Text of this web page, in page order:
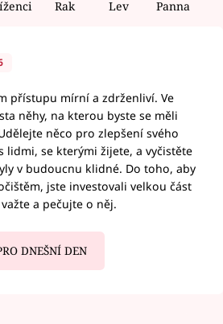
Rak Lev Panna
přístupu mírní a zdrženliví. Ve
něhy, na kterou byste se měli
něco pro zlepšení svého
lidmi, se kterými žijete, a vyčistěte
v budoucnu klidné. Do toho, aby
jste investovali velkou část
a pečujte o něj.
DNEŠNÍ DEN